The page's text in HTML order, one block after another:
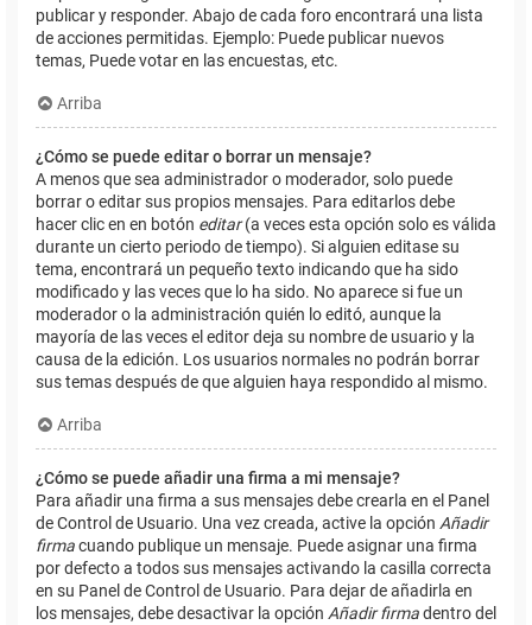
publicar y responder. Abajo de cada foro encontrará una lista
de acciones permitidas. Ejemplo: Puede publicar nuevos
temas, Puede votar en las encuestas, etc.
Arriba
¿Cómo se puede editar o borrar un mensaje?
A menos que sea administrador o moderador, solo puede
borrar o editar sus propios mensajes. Para editarlos debe
hacer clic en en botón editar(a veces esta opción solo es válida
durante un cierto periodo de tiempo). Si alguien editase su
tema, encontrará un pequeño texto indicando que ha sido
modificado y las veces que lo ha sido. No aparece si fue un
moderador o la administración quién lo editó, aunque la
mayoría de las veces el editor deja su nombre de usuario y la
causa de la edición. Los usuarios normales no podrán borrar
sus temas después de que alguien haya respondido al mismo.
Arriba
¿Cómo se puede añadir una firma a mi mensaje?
Para añadir una firma a sus mensajes debe crearla en el Panel
de Control de Usuario. Una vez creada, active la opción Añadir
firmacuando publique un mensaje. Puede asignar una firma
por defecto a todos sus mensajes activando la casilla correcta
en su Panel de Control de Usuario. Para dejar de añadirla en
los mensajes, debe desactivar la opción Añadir firmadentro del